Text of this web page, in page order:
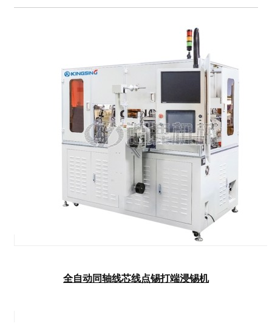
全自动同轴线芯线点锡打端浸锡机